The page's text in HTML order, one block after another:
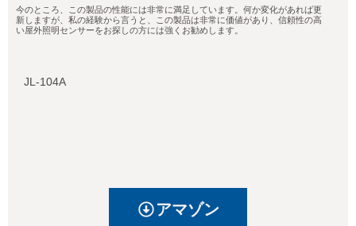
今のところ、この製品の性能には非常に満足しています。何か変化があれば更
新しますが、私の経験から言うと、この製品は非常に価値があり、信頼性の高
い屋外照明センサーをお探しの方には強くお勧めします。
JL-104A
アマゾン